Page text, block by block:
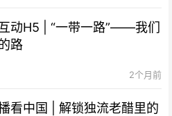
动H5 | “一带一路”——我们
路
2个月前
看中国 | 解锁独流老醋里的